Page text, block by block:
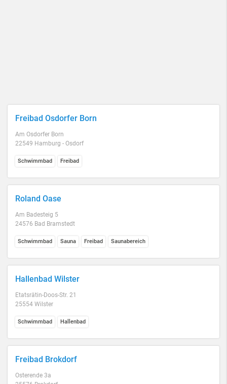
Freibad Osdorfer Born
Am Osdorfer Born
22549 Hamburg - Osdorf
Schwimmbad Freibad
Roland Oase
Am Badesteig 5
24576 Bad Bramstedt
Schwimmbad Sauna Freibad Saunabereich
Hallenbad Wilster
Etatsrätin-Doos-Str. 21
25554 Wilster
Schwimmbad Hallenbad
Freibad Brokdorf
Osterende 3a